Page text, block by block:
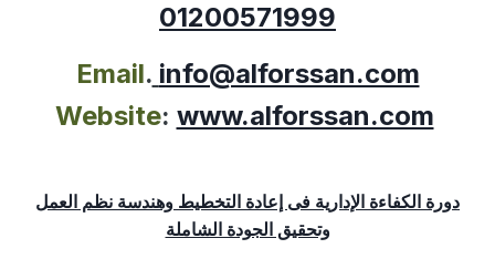
01200571999
Email. info@alforssan.com
Website:www.alforssan.com
دورة الكفاءة الإدارية فى إعادة التخطيط وهندسة نظم العمل
وتحقيق الجودة الشاملة